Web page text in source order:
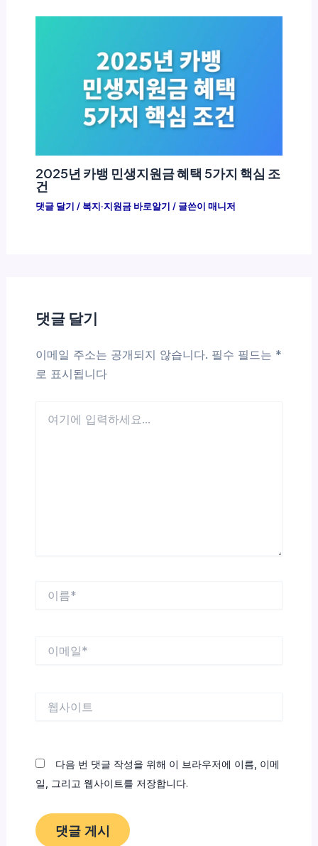
2025년 카뱅 민생지원금 혜택 5가지 핵심 조
건
댓글 달기 / 복지·지원금 바로알기 / 글쓴이 매니저
댓글 달기
이메일 주소는 공개되지 않습니다. 필수 필드는 *
로 표시됩니다
다음 번 댓글 작성을 위해 이 브라우저에 이름, 이메
일, 그리고 웹사이트를 저장합니다.